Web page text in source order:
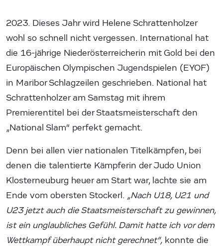
2023. Dieses Jahr wird Helene Schrattenholzer
wohl so schnell nicht vergessen. International hat
die 16-jährige Niederösterreicherin mit Gold bei den
Europäischen Olympischen Jugendspielen (EYOF)
in Maribor Schlagzeilen geschrieben. National hat
Schrattenholzer am Samstag mit ihrem
Premierentitel bei der Staatsmeisterschaft den
„National Slam“ perfekt gemacht.
Denn bei allen vier nationalen Titelkämpfen, bei
denen die talentierte Kämpferin der Judo Union
Klosterneuburg heuer am Start war, lachte sie am
Ende vom obersten Stockerl. „Nach U18, U21 und
U23 jetzt auch die Staatsmeisterschaft zu gewinnen,
ist ein unglaubliches Gefühl. Damit hatte ich vor dem
Wettkampf überhaupt nicht gerechnet“, konnte die